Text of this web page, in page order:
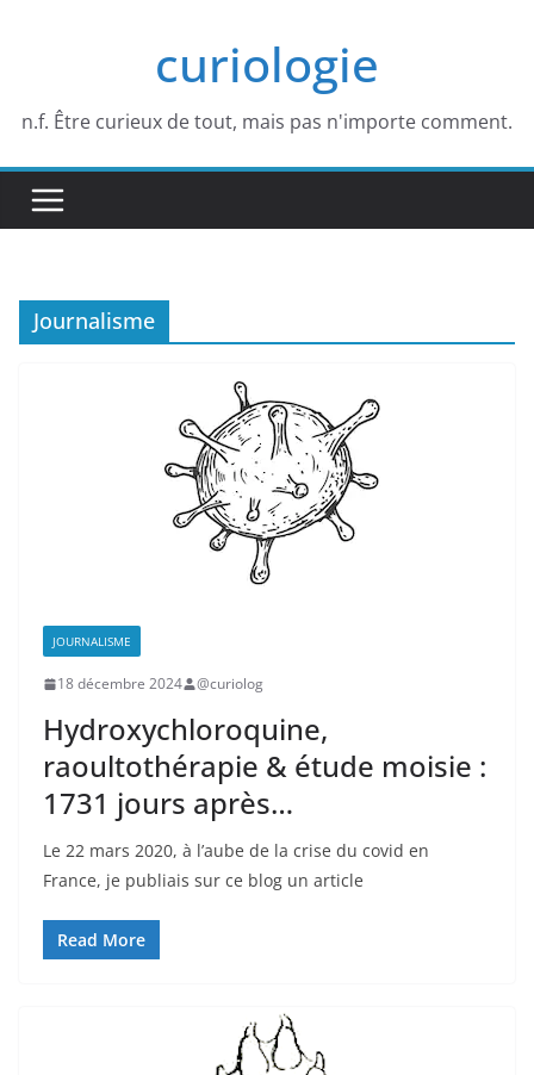
curiologie
n.f. Être curieux de tout, mais pas n'importe comment.
Journalisme
JOURNALISME
18 décembre 2024 @curiolog
Hydroxychloroquine,
raoultothérapie & étude moisie :
1731 jours après…
Le 22 mars 2020, à l’aube de la crise du covid en
France, je publiais sur ce blog un article
Read More